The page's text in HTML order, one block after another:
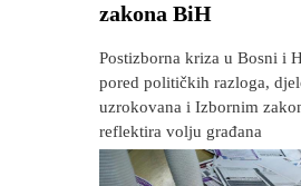
zakona BiH
Postizborna kriza u Bosni i
pored političkih razloga,
uzrokovana i Izbornim
reflektira volju građana